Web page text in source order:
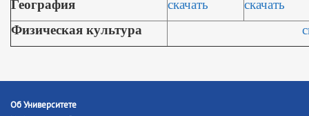
География
скачать
скачать
Физическая культура
Об Университете